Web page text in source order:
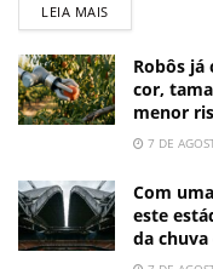
LEIA MAIS
Robôs já
cor,
menor
7 DE
Com
este
da